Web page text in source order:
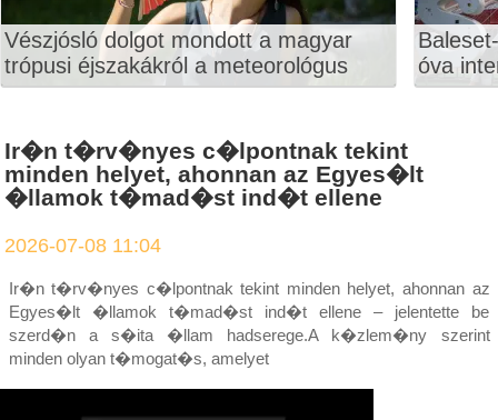
Vészjósló dolgot mondott a magyar
trópusi éjszakákról a meteorológus
óva
Ir�n t�rv�nyes c�lpontnak tekint
minden helyet, ahonnan az Egyes�lt
�llamok t�mad�st ind�t ellene
2026-07-08 11:04
Ir�n t�rv�nyes c�lpontnak tekint minden helyet, ahonnan az
Egyes�lt �llamok t�mad�st ind�t ellene – jelentette be
szerd�n a s�ita �llam hadserege.A k�zlem�ny szerint
minden olyan t�mogat�s, amelyet